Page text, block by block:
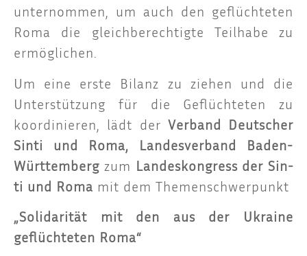
unter­nom­men, um auch den geflüch­te­ten
Roma die gleich­be­rech­tig­te Teil­ha­be zu
ermöglichen.
Um eine ers­te Bilanz zu zie­hen und die
Unter­stüt­zung für die Geflüch­te­ten zu
koor­di­nie­ren, lädt der Ver­band Deut­scher
Sin­ti und Roma, Lan­des­ver­band Baden-
Würt­tem­berg zum Lan­des­kon­gress der Sin­
ti und Roma mit dem Themenschwerpunkt
„Soli­da­ri­tät mit den aus der Ukrai­ne
geflüch­te­ten Roma“